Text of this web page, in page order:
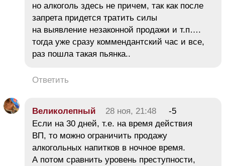
но алкоголь здесь не причем, так как после
запрета придется тратить силы
на выявление незаконной продажи и т.п….
тогда уже сразу коммендантский час и все,
раз пошла такая пьянка..
Ответить
Великолепный 28 ноя, 21:48
-5
Если на 30 дней, т.е. на время действия
ВП, то можно ограничить продажу
алкогольных напитков в ночное время.
А потом сравнить уровень преступности,